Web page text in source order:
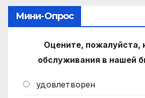
Мини-Опрос
Оцените, пожалуйста,
обслуживания в нашей
удовлетворен